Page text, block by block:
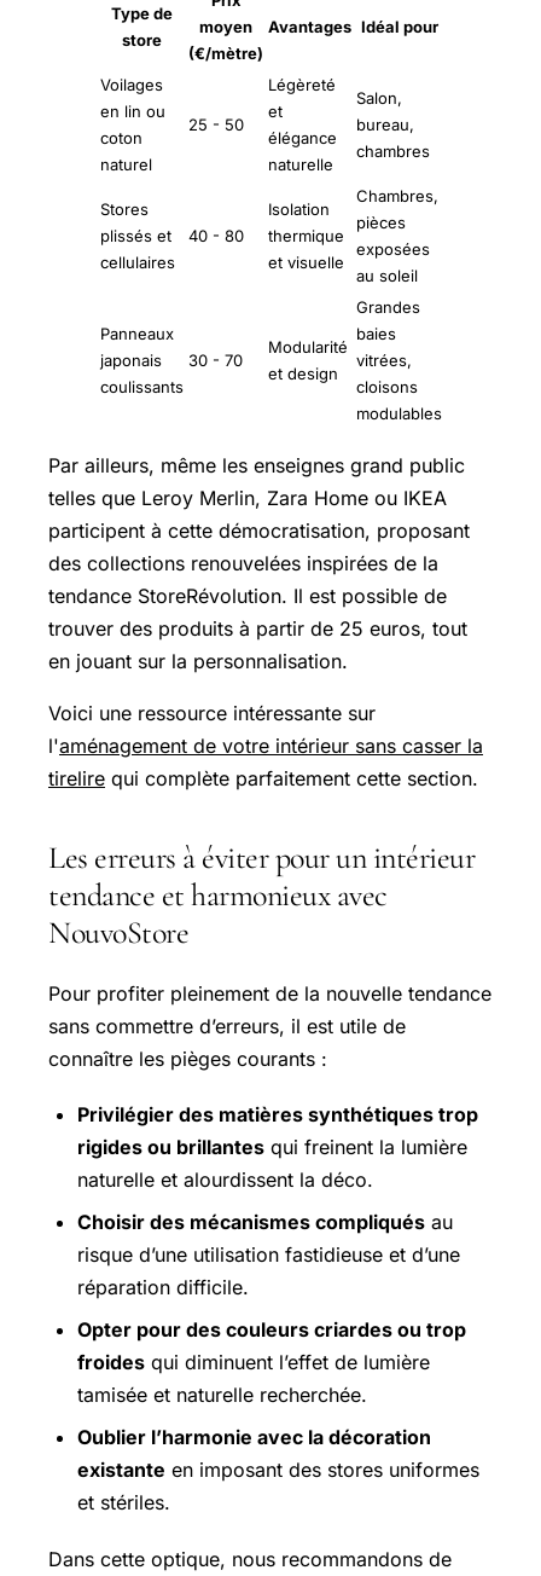
Type de
store
moyen
(€/mètre)
Avantages Idéal pour
Voilages
en lin ou
coton
naturel
25 - 50
Légèreté
et
élégance
naturelle
Salon,
bureau,
chambres
Stores
plissés et
cellulaires
40 - 80
Isolation
thermique
et visuelle
Chambres,
pièces
exposées
au soleil
Panneaux
japonais
coulissants
30 - 70
Modularité
et design
Grandes
baies
vitrées,
cloisons
modulables
Par ailleurs, même les enseignes grand public
telles que Leroy Merlin, Zara Home ou IKEA
participent à cette démocratisation, proposant
des collections renouvelées inspirées de la
tendance StoreRévolution. Il est possible de
trouver des produits à partir de 25 euros, tout
en jouant sur la personnalisation.
Voici une ressource intéressante sur
l'aménagement de votre intérieur sans casser la
tirelire qui complète parfaitement cette section.
Les erreurs à éviter pour un intérieur
tendance et harmonieux avec
NouvoStore
Pour profiter pleinement de la nouvelle tendance
sans commettre d’erreurs, il est utile de
connaître les pièges courants :
Privilégier des matières synthétiques trop
rigides ou brillantes qui freinent la lumière
naturelle et alourdissent la déco.
Choisir des mécanismes compliqués au
risque d’une utilisation fastidieuse et d’une
réparation difficile.
Opter pour des couleurs criardes ou trop
froides qui diminuent l’effet de lumière
tamisée et naturelle recherchée.
Oublier l’harmonie avec la décoration
existante en imposant des stores uniformes
et stériles.
Dans cette optique, nous recommandons de